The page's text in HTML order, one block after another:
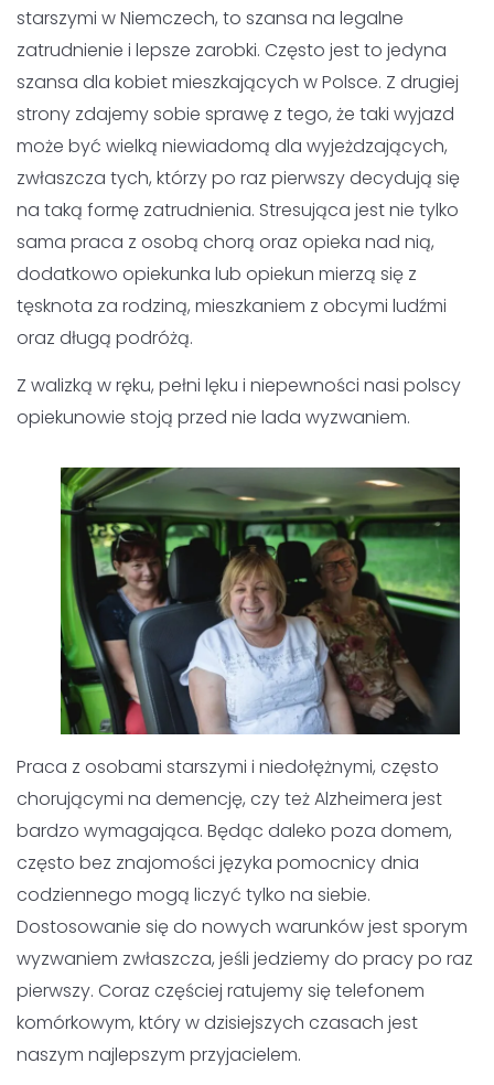
starszymi w Niemczech, to szansa na legalne zatrudnienie
i lepsze zarobki. Często jest to jedyna szansa dla kobiet
mieszkających w Polsce. Z drugiej strony zdajemy sobie
sprawę z tego, że taki wyjazd może być wielką
niewiadomą dla wyjeżdzających, zwłaszcza tych, którzy po
raz pierwszy decydują się na taką formę zatrudnienia.
Stresująca jest nie tylko sama praca z osobą chorą oraz
opieka nad nią, dodatkowo opiekunka lub opiekun mierzą
się z tęsknota za rodziną, mieszkaniem z obcymi ludźmi
oraz długą podróżą.
Z walizką w ręku, pełni lęku i niepewności nasi polscy
opiekunowie stoją przed nie lada wyzwaniem.
Praca z osobami starszymi i niedołężnymi, często
chorującymi na demencję, czy też Alzheimera jest bardzo
wymagająca. Będąc daleko poza domem, często bez
znajomości języka pomocnicy dnia codziennego mogą
liczyć tylko na siebie. Dostosowanie się do nowych
warunków jest sporym wyzwaniem zwłaszcza, jeśli
jedziemy do pracy po raz pierwszy. Coraz częściej
ratujemy się telefonem komórkowym, który w dzisiejszych
czasach jest naszym najlepszym przyjacielem.
Od kilku lat współpracujemy z wieloma agencjami
zatrudnienia, które codziennie organizują pracę polskim